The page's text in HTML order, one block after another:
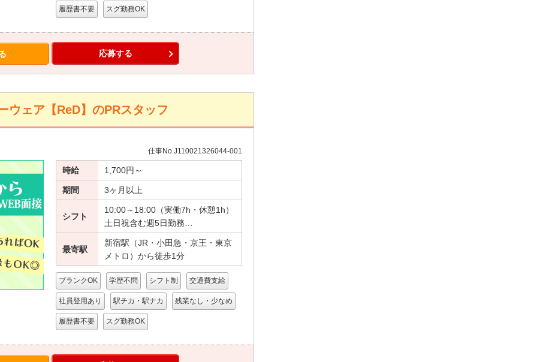
履歴書不要 スグ勤務OK
応募する
ウェア【ReD】のPRスタッフ
仕事No.J110021326044-001
時給 1,700円～
期間 3ヶ月以上
シフト
10:00～18:00（実働7h・休憩1h）
土日祝含む週5日勤務…
最寄駅
新宿駅（JR・小田急・京王・東京
メトロ）から徒歩1分
ブランクOK 学歴不問 シフト制 交通費支給
社員登用あり 駅チカ・駅ナカ 残業なし・少なめ
履歴書不要 スグ勤務OK